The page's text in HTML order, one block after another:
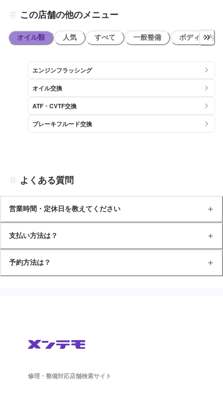
この店舗の他のメニュー
オイル類 人気 すべて 一般整備 ボディ・内装
エンジンフラッシング
オイル交換
ATF・CVTF交換
ブレーキフルード交換
よくある質問
営業時間・定休日を教えてください
支払い方法は？
予約方法は？
修理・整備対応店舗検索サイト